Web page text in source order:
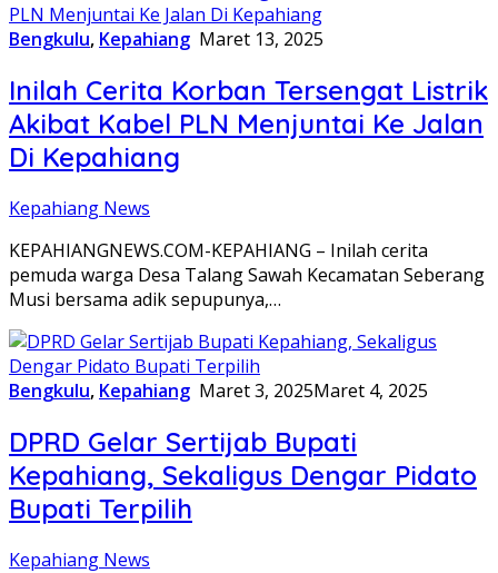
Bengkulu, Kepahiang Maret 13, 2025
Inilah Cerita Korban Tersengat Listrik
Akibat Kabel PLN Menjuntai Ke Jalan
Di Kepahiang
Kepahiang News
KEPAHIANGNEWS.COM-KEPAHIANG – Inilah cerita
pemuda warga Desa Talang Sawah Kecamatan Seberang
Musi bersama adik sepupunya,…
Bengkulu, Kepahiang Maret 3, 2025Maret 4, 2025
DPRD Gelar Sertijab Bupati
Kepahiang, Sekaligus Dengar Pidato
Bupati Terpilih
Kepahiang News